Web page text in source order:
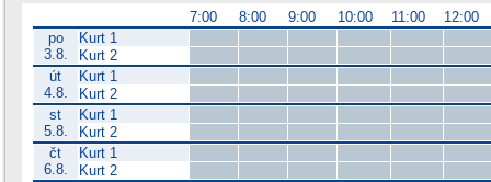
7:00 8:00 9:00 10:00 11:00
12:00
po
3.8.
Kurt 1
Kurt 2
út
4.8.
Kurt 1
Kurt 2
st
5.8.
Kurt 1
Kurt 2
čt
6.8.
Kurt 1
Kurt 2